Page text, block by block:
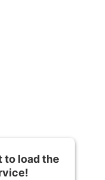
to load the